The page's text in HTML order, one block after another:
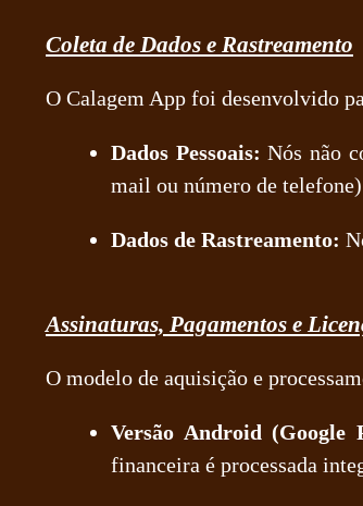
Coleta de Dados e Rastreamento
O Calagem App foi desenvolvido
Dados Pessoais: Nós não
mail ou número de
Dados de Rastreamento:
Assinaturas, Pagamentos e
O modelo de aquisição e
Versão Android (Google
financeira é processada